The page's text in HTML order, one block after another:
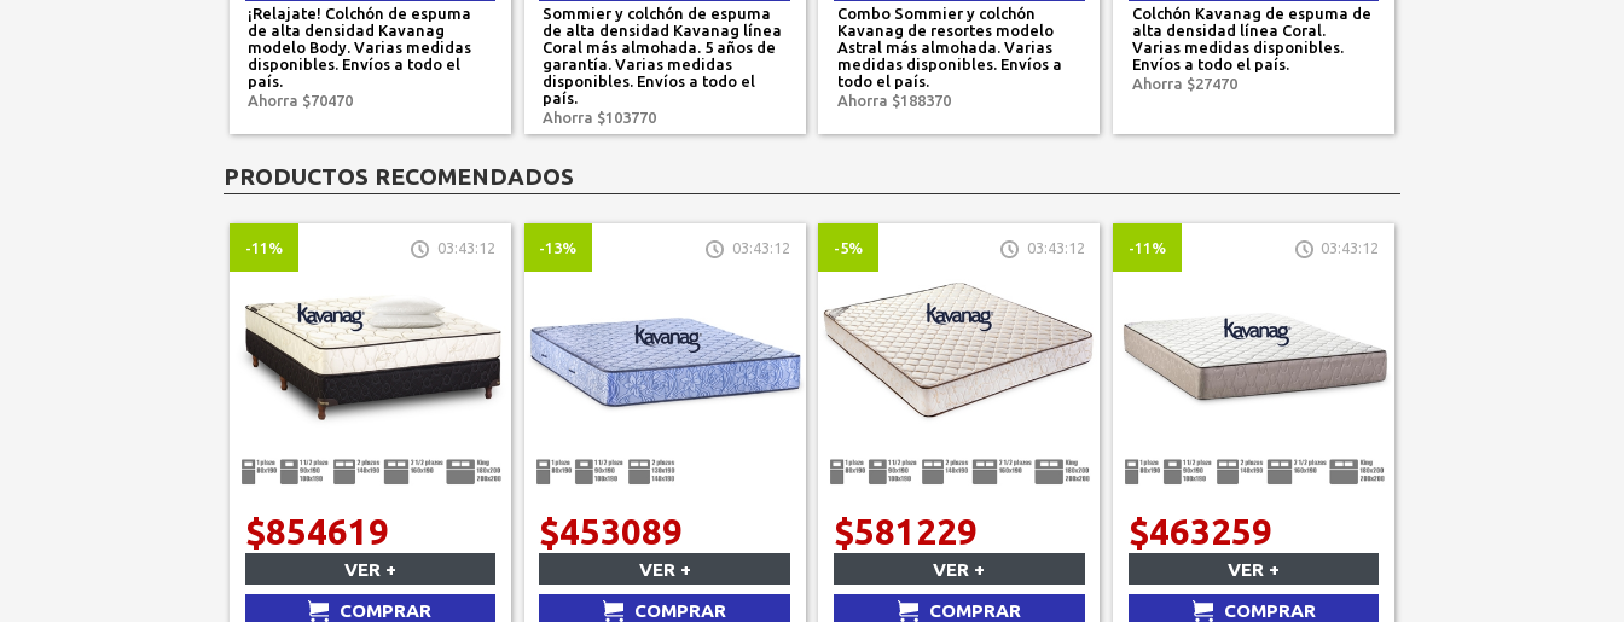
¡Relajate! Colchón de espuma
de alta densidad Kavanag
modelo Body. Varias medidas
disponibles. Envíos a todo el
país.
Ahorra $70470
Sommier y colchón de espuma
de alta densidad Kavanag línea
Coral más almohada. 5 años de
garantía. Varias medidas
disponibles. Envíos a todo el
país.
Ahorra $103770
Combo Sommier y colchón
Kavanag de resortes modelo
Astral más almohada. Varias
medidas disponibles. Envíos a
todo el país.
Ahorra $188370
Colchón Kavanag de espuma de
alta densidad línea Coral.
Varias medidas disponibles.
Envíos a todo el país.
Ahorra $27470
PRODUCTOS RECOMENDADOS
-11% 03:43:12
$854619
VER +
COMPRAR
-13% 03:43:12
$453089
VER +
COMPRAR
-5% 03:43:12
$581229
VER +
COMPRAR
-11% 03:43:12
$463259
VER +
COMPRAR